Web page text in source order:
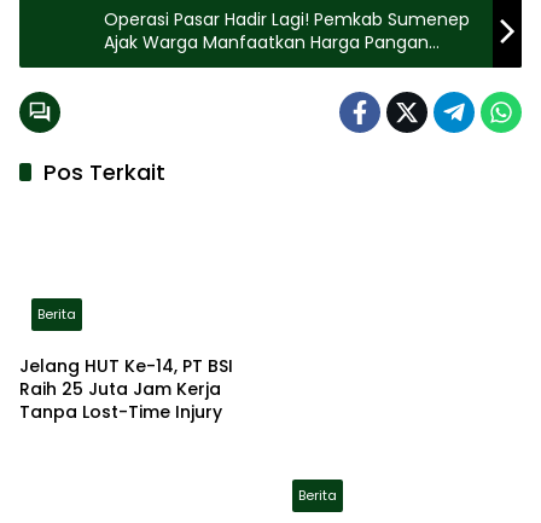
Operasi Pasar Hadir Lagi! Pemkab Sumenep
Ajak Warga Manfaatkan Harga Pangan
Murah
Pos Terkait
Berita
Jelang HUT Ke-14, PT BSI
Raih 25 Juta Jam Kerja
Tanpa Lost-Time Injury
Berita